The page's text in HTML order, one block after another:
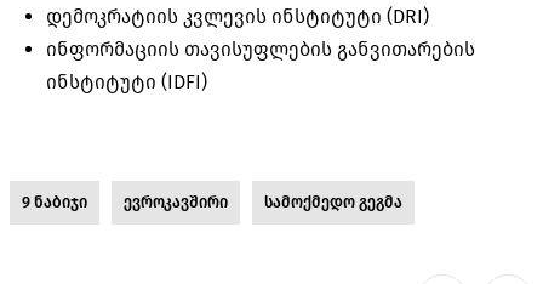
დემოკრატიის კვლევის ინსტიტუტი (DRI)
ინფორმაციის თავისუფლების განვითარების
ინსტიტუტი (IDFI)
9 ნაბიჯი ევროკავშირი სამოქმედო გეგმა